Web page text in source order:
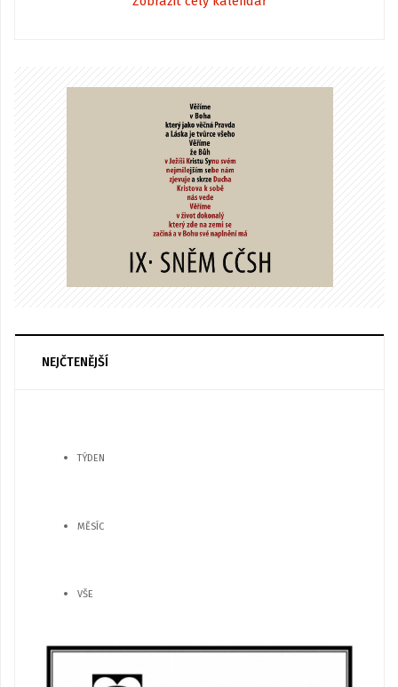
NEJČTENĚJŠÍ
TÝDEN
MĚSÍC
VŠE